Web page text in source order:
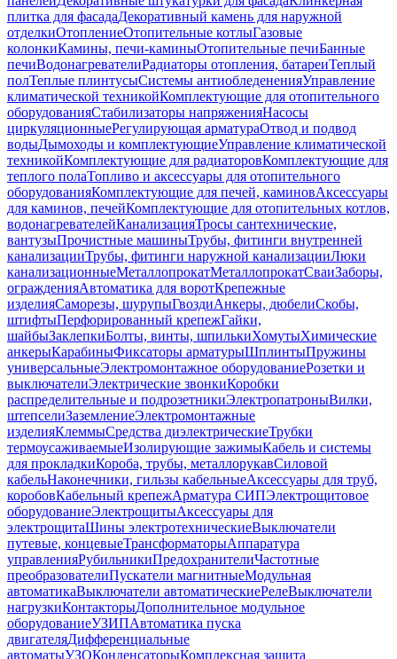
плитка для фасадаДекоративный камень для наружной
отделкиОтоплениеОтопительные котлыГазовые
колонкиКамины, печи-каминыОтопительные печиБанные
печиВодонагревателиРадиаторы отопления, батареиТеплый
полТеплые плинтусыСистемы антиобледененияУправление
климатической техникойКомплектующие для отопительного
оборудованияСтабилизаторы напряженияНасосы
циркуляционныеРегулирующая арматураОтвод и подвод
водыДымоходы и комплектующиеУправление климатической
техникойКомплектующие для радиаторовКомплектующие для
теплого полаТопливо и аксессуары для отопительного
оборудованияКомплектующие для печей, каминовАксессуары
для каминов, печейКомплектующие для отопительных котлов,
водонагревателейКанализацияТросы сантехнические,
вантузыПрочистные машиныТрубы, фитинги внутренней
канализацииТрубы, фитинги наружной канализацииЛюки
канализационныеМеталлопрокатМеталлопрокатСваиЗаборы,
огражденияАвтоматика для воротКрепежные
изделияСаморезы, шурупыГвоздиАнкеры, дюбелиСкобы,
штифтыПерфорированный крепежГайки,
шайбыЗаклепкиБолты, винты, шпилькиХомутыХимические
анкерыКарабиныФиксаторы арматурыШплинтыПружины
универсальныеЭлектромонтажное оборудованиеРозетки и
выключателиЭлектрические звонкиКоробки
распределительные и подрозетникиЭлектропатроныВилки,
штепселиЗаземлениеЭлектромонтажные
изделияКлеммыСредства диэлектрическиеТрубки
термоусаживаемыеИзолирующие зажимыКабель и системы
для прокладкиКороба, трубы, металлорукавСиловой
кабельНаконечники, гильзы кабельныеАксессуары для труб,
коробовКабельный крепежАрматура СИПЭлектрощитовое
оборудованиеЭлектрощитыАксессуары для
электрощитаШины электротехническиеВыключатели
путевые, концевыеТрансформаторыАппаратура
управленияРубильникиПредохранителиЧастотные
преобразователиПускатели магнитныеМодульная
автоматикаВыключатели автоматическиеРелеВыключатели
нагрузкиКонтакторыДополнительное модульное
оборудованиеУЗИПАвтоматика пуска
двигателяДифференциальные
автоматыУЗОКонденсаторыКомплексная защита